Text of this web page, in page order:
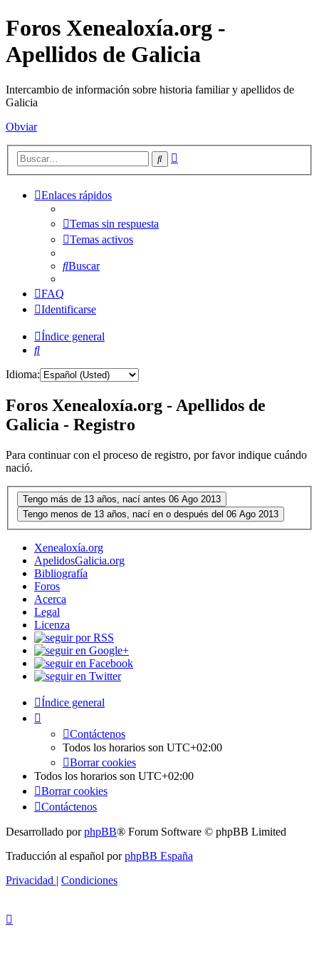
Foros Xenealoxía.org -
Apellidos de Galicia
Intercambio de información sobre historia familiar y apellidos de
Galicia
Obviar
Buscar
Enlaces rápidos
Temas sin respuesta
Temas activos
Buscar
FAQ
Identificarse
Índice general
Buscar
Idioma:
Foros Xenealoxía.org - Apellidos de
Galicia - Registro
Para continuar con el proceso de registro, por favor indique cuándo
nació.
Xenealoxía.org
ApelidosGalicia.org
Bibliografía
Foros
Acerca
Legal
Licenza
Índice general
Contáctenos
Todos los horarios son UTC+02:00
Borrar cookies
Todos los horarios son UTC+02:00
Borrar cookies
Contáctenos
Desarrollado porphpBB® Forum Software © phpBB Limited
Traducción al español porphpBB España
Privacidad | Condiciones